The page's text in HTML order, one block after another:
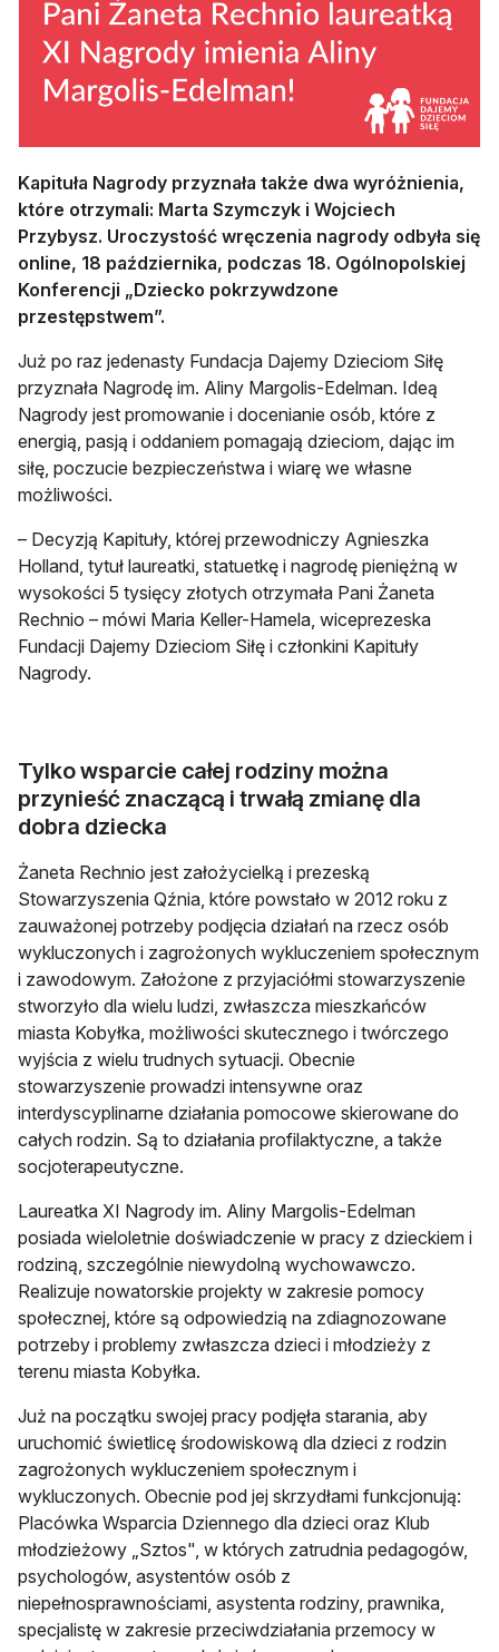
Kapituła Nagrody przyznała także dwa wyróżnienia,
które otrzymali: Marta Szymczyk i Wojciech
Przybysz. Uroczystość wręczenia nagrody odbyła się
online, 18 października, podczas 18. Ogólnopolskiej
Konferencji „Dziecko pokrzywdzone
przestępstwem”.
Już po raz jedenasty Fundacja Dajemy Dzieciom Siłę
przyznała Nagrodę im. Aliny Margolis-Edelman. Ideą
Nagrody jest promowanie i docenianie osób, które z
energią, pasją i oddaniem pomagają dzieciom, dając im
siłę, poczucie bezpieczeństwa i wiarę we własne
możliwości.
– Decyzją Kapituły, której przewodniczy Agnieszka
Holland, tytuł laureatki, statuetkę i nagrodę pieniężną w
wysokości 5 tysięcy złotych otrzymała Pani Żaneta
Rechnio – mówi Maria Keller-Hamela, wiceprezeska
Fundacji Dajemy Dzieciom Siłę i członkini Kapituły
Nagrody.
Tylko wsparcie całej rodziny można
przynieść znaczącą i trwałą zmianę dla
dobra dziecka
Żaneta Rechnio jest założycielką i prezeską
Stowarzyszenia Qźnia, które powstało w 2012 roku z
zauważonej potrzeby podjęcia działań na rzecz osób
wykluczonych i zagrożonych wykluczeniem społecznym
i zawodowym. Założone z przyjaciółmi stowarzyszenie
stworzyło dla wielu ludzi, zwłaszcza mieszkańców
miasta Kobyłka, możliwości skutecznego i twórczego
wyjścia z wielu trudnych sytuacji. Obecnie
stowarzyszenie prowadzi intensywne oraz
interdyscyplinarne działania pomocowe skierowane do
całych rodzin. Są to działania profilaktyczne, a także
socjoterapeutyczne.
Laureatka XI Nagrody im. Aliny Margolis-Edelman
posiada wieloletnie doświadczenie w pracy z dzieckiem i
rodziną, szczególnie niewydolną wychowawczo.
Realizuje nowatorskie projekty w zakresie pomocy
społecznej, które są odpowiedzią na zdiagnozowane
potrzeby i problemy zwłaszcza dzieci i młodzieży z
terenu miasta Kobyłka.
Już na początku swojej pracy podjęła starania, aby
uruchomić świetlicę środowiskową dla dzieci z rodzin
zagrożonych wykluczeniem społecznym i
wykluczonych. Obecnie pod jej skrzydłami funkcjonują:
Placówka Wsparcia Dziennego dla dzieci oraz Klub
młodzieżowy „Sztos", w których zatrudnia pedagogów,
psychologów, asystentów osób z
niepełnosprawnościami, asystenta rodziny, prawnika,
specjalistę w zakresie przeciwdziałania przemocy w